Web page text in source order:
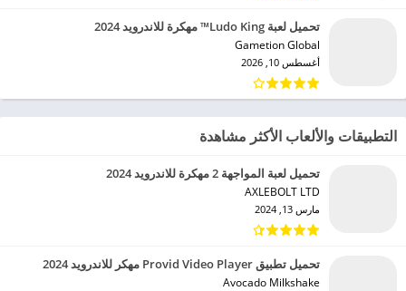
تحميل لعبة Ludo King™ مهكرة للاندرويد 2024
Gametion Global‏
أغسطس 10, 2026
التطبيقات والألعاب الأكثر مشاهدة
تحميل لعبة المواجهة 2 مهكرة للاندرويد 2024
AXLEBOLT LTD‏
مارس 13, 2024
تحميل تطبيق Provid Video Player مهكر للاندرويد 2024
Avocado Milkshake‏